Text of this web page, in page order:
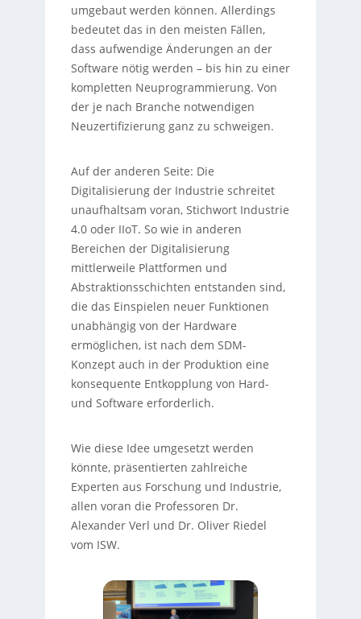
umgebaut werden können. Allerdings
bedeutet das in den meisten Fällen,
dass aufwendige Änderungen an der
Software nötig werden – bis hin zu einer
kompletten Neuprogrammierung. Von
der je nach Branche notwendigen
Neuzertifizierung ganz zu schweigen.
Auf der anderen Seite: Die
Digitalisierung der Industrie schreitet
unaufhaltsam voran, Stichwort Industrie
4.0 oder IIoT. So wie in anderen
Bereichen der Digitalisierung
mittlerweile Plattformen und
Abstraktionsschichten entstanden sind,
die das Einspielen neuer Funktionen
unabhängig von der Hardware
ermöglichen, ist nach dem SDM-
Konzept auch in der Produktion eine
konsequente Entkopplung von Hard-
und Software erforderlich.
Wie diese Idee umgesetzt werden
könnte, präsentierten zahlreiche
Experten aus Forschung und Industrie,
allen voran die Professoren Dr.
Alexander Verl und Dr. Oliver Riedel
vom ISW.